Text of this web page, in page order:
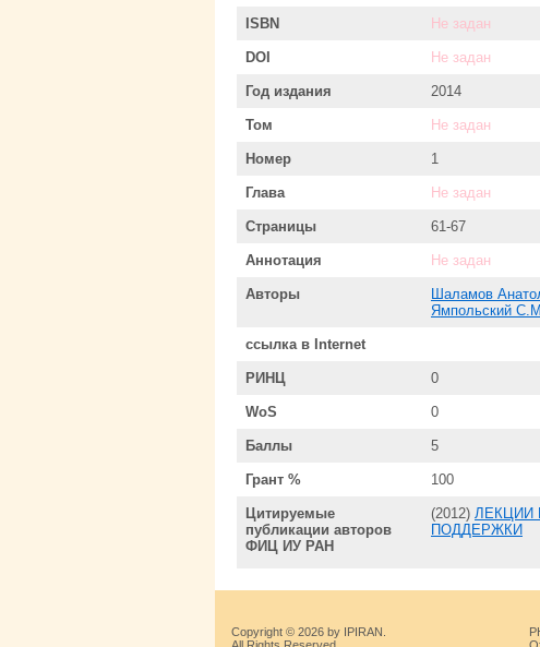
ISBN Не задан
DOI Не задан
Год издания 2014
Том Не задан
Номер 1
Глава Не задан
Страницы 61-67
Аннотация Не задан
Авторы
Шаламов
Ямпольский С.М.
ссылка в Internet
РИНЦ 0
WoS 0
Баллы 5
Грант % 100
Цитируемые
публикации авторов
ФИЦ ИУ РАН
(2012) ЛЕКЦИИ
ПОДДЕРЖКИ
Copyright © 2026 by IPIRAN.